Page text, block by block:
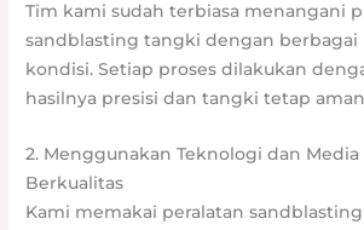
Tim kami sudah terbiasa menangani
sandblasting tangki dengan berbagai
kondisi. Setiap proses dilakukan
hasilnya presisi dan tangki tetap
2. Menggunakan Teknologi dan Media
Berkualitas
Kami memakai peralatan